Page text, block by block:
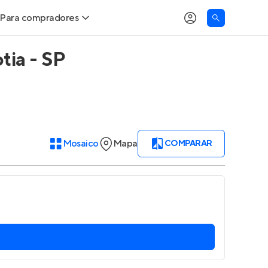
Entrar no Apto
Para compradores
Buscar um imóvel novo
Correção do INCC
- SP
Mosaico Mapa COMPARAR